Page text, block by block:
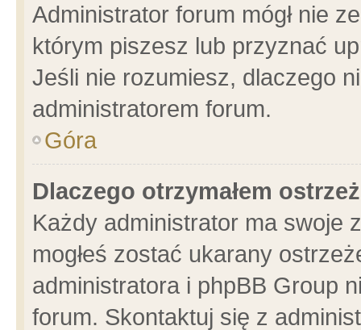
Administrator forum mógł nie
którym piszesz lub przyznać
Jeśli nie rozumiesz, dlaczego
administratorem forum.
Góra
Dlaczego otrzymałem
Każdy administrator ma swoje
mogłeś zostać ukarany
administratora i phpBB Group
forum. Skontaktuj się z